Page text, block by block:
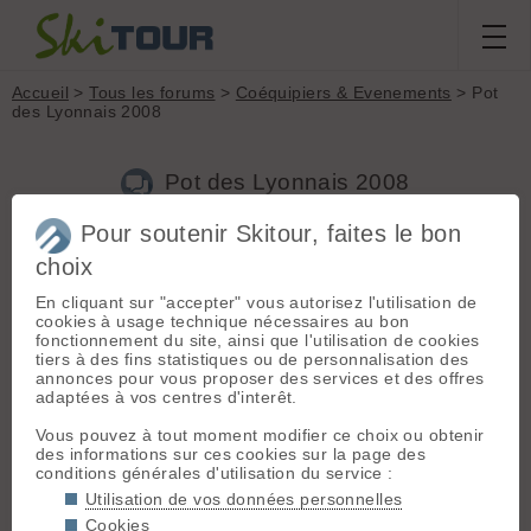
Accueil >Tous les forums > Coéquipiers & Evenements > Pot
des Lyonnais 2008
Pot des Lyonnais 2008
Nouveau sujet
Voir tous les sujets Chercher Archives
B
berny[120posts] - Le 09/12/2008 09:24
@anis: Bienvenue !
@sainte-lyonnistes : des news ? pas de blessures ? les
R romu[130posts] - Le 09/12/2008 22:46
Partant également pour une 2ème session, quand mes nuits
Pour soutenir Skitour, faites le bon
choix
En cliquant sur "accepter" vous autorisez l'utilisation de
cookies à usage technique nécessaires au bon
fonctionnement du site, ainsi que l'utilisation de cookies
tiers à des fins statistiques ou de personnalisation des
annonces pour vous proposer des services et des offres
adaptées à vos centres d'interêt.
Vous pouvez à tout moment modifier ce choix ou obtenir
des informations sur ces cookies sur la page des
conditions générales d'utilisation du service :
Utilisation de vos données personnelles
Cookies